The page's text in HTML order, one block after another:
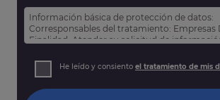
Información básica de protección de datos:
Corresponsables del tratamiento: Empresas
Finalidad: Atender su solicitud de
Derechos: Puede acceder, rectificar y
así como otros derechos tal y como se
He leído y consiento el tratamiento de mis